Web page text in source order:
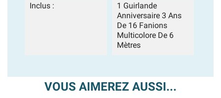
Inclus :
1 Guirlande
Anniversaire 3 Ans
De 16 Fanions
Multicolore De 6
Mètres
VOUS AIMEREZ AUSSI...